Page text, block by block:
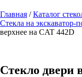
Главная /Каталог
Стекла на экскаватор-
верхнее на CAT 442D
Стекло двери